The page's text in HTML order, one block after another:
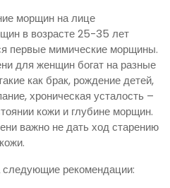
морщин на лице
в возрасте 25-35 лет
первые мимические морщины.
для женщин богат на разные
как брак, рождение детей,
хроническая усталость –
кожи и глубине морщин.
важно не дать ход старению
кожи.
рекомендации: